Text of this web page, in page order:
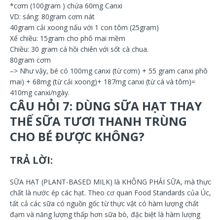
*cơm (100gram ) chứa 60mg Canxi
VD: sáng: 80gram cơm nát
40gram cải xoong nấu với 1 con tôm (25gram)
Xế chiều: 15gram cho phô mai mềm
Chiều: 30 gram cá hồi chiên với sốt cà chua.
80gram cơm
–> Như vậy, bé có 100mg canxi (từ cơm) + 55 gram canxi phô
mai) + 68mg (từ cải xoong)+ 187mg canxi (từ cá và tôm)=
410mg canxi/ngày.
CÂU HỎI 7: DÙNG SỮA HẠT THAY
THẾ SỮA TƯƠI THANH TRÙNG
CHO BÉ ĐƯỢC KHÔNG?
TRẢ LỜI:
SỮA HẠT (PLANT-BASED MILK) là KHÔNG PHẢI SỮA, mà thực
chất là nước ép các hạt. Theo cơ quan Food Standards của Úc,
tất cả các sữa có nguồn gốc từ thực vật có hàm lượng chất
đạm và năng lượng thấp hơn sữa bò, đặc biệt là hàm lượng